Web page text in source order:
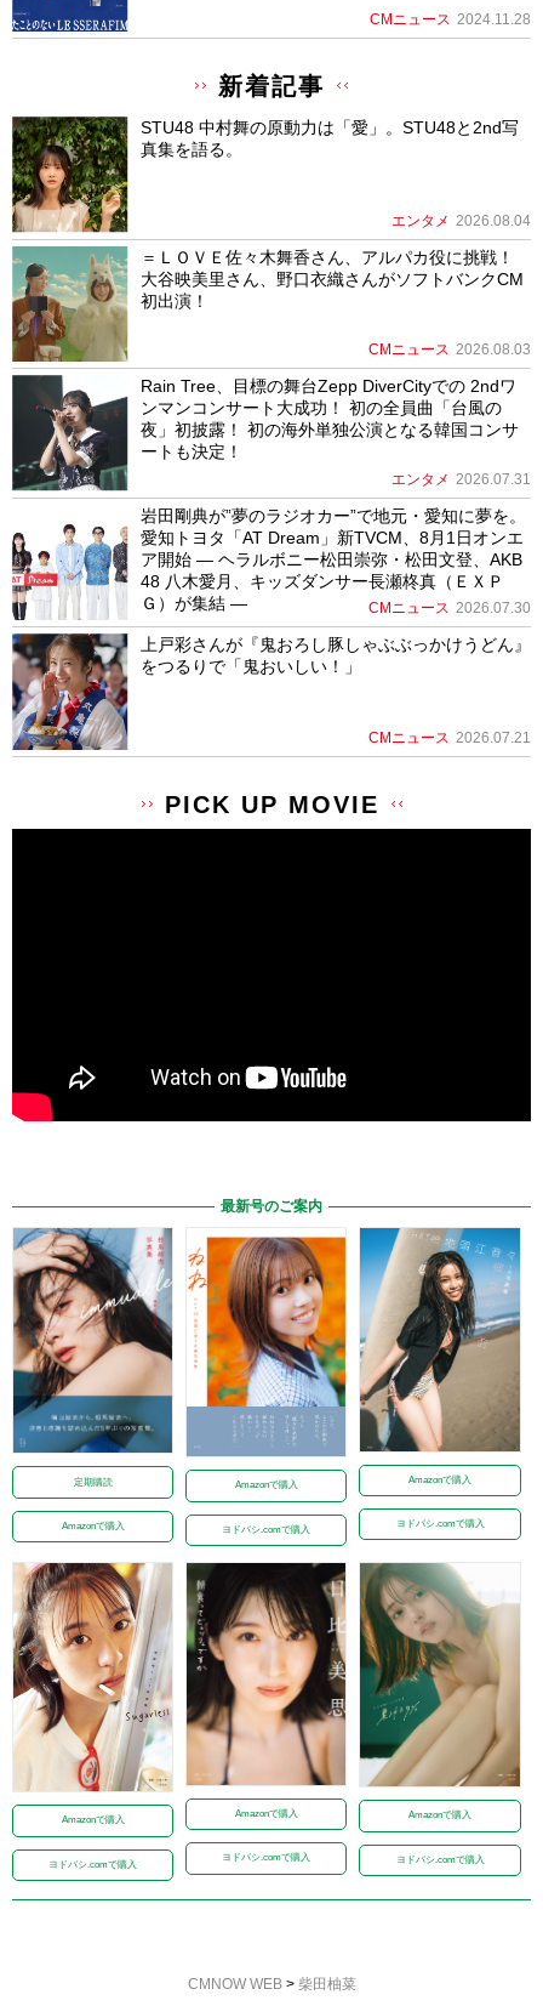
CMニュース 2024.11.28
新着記事
STU48 中村舞の原動力は「愛」。STU48と2nd写
真集を語る。
エンタメ 2026.08.04
＝ＬＯＶＥ佐々木舞香さん、アルパカ役に挑戦！
大谷映美里さん、野口衣織さんがソフトバンクCM
初出演！
CMニュース 2026.08.03
Rain Tree、目標の舞台Zepp DiverCityでの 2ndワ
ンマンコンサート大成功！ 初の全員曲「台風の
夜」初披露！ 初の海外単独公演となる韓国コンサ
ートも決定！
エンタメ 2026.07.31
岩田剛典が”夢のラジオカー”で地元・愛知に夢を。
愛知トヨタ「AT Dream」新TVCM、8月1日オンエ
ア開始 ― ヘラルボニー松田崇弥・松田文登、AKB
48 八木愛月、キッズダンサー長瀬柊真（ＥＸＰ
Ｇ）が集結 ―
CMニュース 2026.07.30
上戸彩さんが『鬼おろし豚しゃぶぶっかけうどん』
をつるりで「鬼おいしい！」
CMニュース 2026.07.21
PICK UP MOVIE
最新号のご案内
定期購読
Amazonで購入
Amazonで購入
ヨドバシ.comで購入
Amazonで購入
ヨドバシ.comで購入
Amazonで購入
ヨドバシ.comで購入
Amazonで購入
ヨドバシ.comで購入
Amazonで購入
ヨドバシ.comで購入
CMNOW WEB> 柴田柚菜